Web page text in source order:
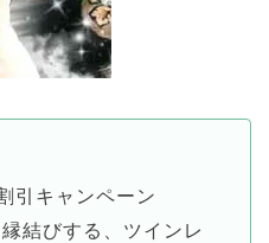
引キャンペーン
結びする、ツインレ